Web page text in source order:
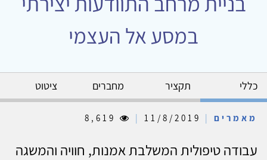
במסע אל העצמי
כללי תקציר מחברים ציטוט
מאמרים |
|
עבודה טיפולית המשלבת אמנות, חוויה והמשגה